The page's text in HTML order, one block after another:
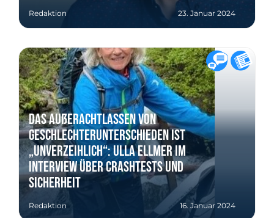
Redaktion 23. Januar 2024
Das Außerachtlassen von
Geschlechterunterschieden ist
„unverzeihlich“: Ulla Ellmer im
Interview über Crashtests und
Sicherheit
Redaktion 16. Januar 2024